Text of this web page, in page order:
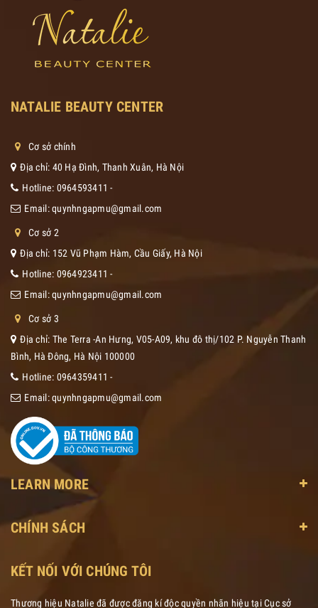
NATALIE BEAUTY CENTER
Cơ sở chính
Địa chỉ: 40 Hạ Đình, Thanh Xuân, Hà Nội
Hotline: 0964593411 -
Email:quynhngapmu@gmail.com
Cơ sở 2
Địa chỉ: 152 Vũ Phạm Hàm, Cầu Giấy, Hà Nội
Hotline: 0964923411 -
Email:quynhngapmu@gmail.com
Cơ sở 3
Địa chỉ: The Terra -An Hưng, V05-A09, khu đô thị/102 P. Nguyễn Thanh
Bình, Hà Đông, Hà Nội 100000
Hotline: 0964359411 -
Email:quynhngapmu@gmail.com
LEARN MORE
CHÍNH SÁCH
KẾT NỐI VỚI CHÚNG TÔI
Thương hiệu Natalie đã được đăng kí độc quyền nhãn hiệu tại Cục sở